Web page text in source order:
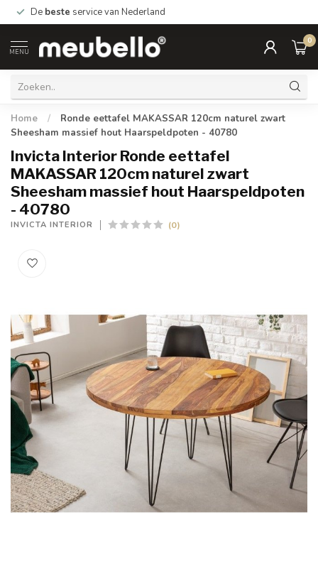
De beste service van Nederland
MENU
0
Home /
Ronde eettafel MAKASSAR 120cm naturel zwart
Sheesham massief hout Haarspeldpoten - 40780
Invicta Interior Ronde eettafel
MAKASSAR 120cm naturel zwart
Sheesham massief hout Haarspeldpoten
- 40780
INVICTA INTERIOR (0)